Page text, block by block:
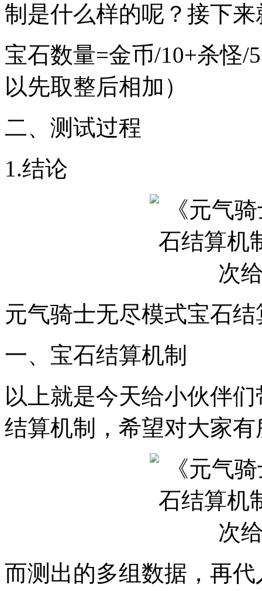
制是什么样的呢？接下
宝石数量=金币/10+杀怪/
以先取整后相加）
二、测试过程
1.结论
元气骑士无尽模式宝石结
一、宝石结算机制
以上就是今天给小伙伴
结算机制，希望对大家
而测出的多组数据，再